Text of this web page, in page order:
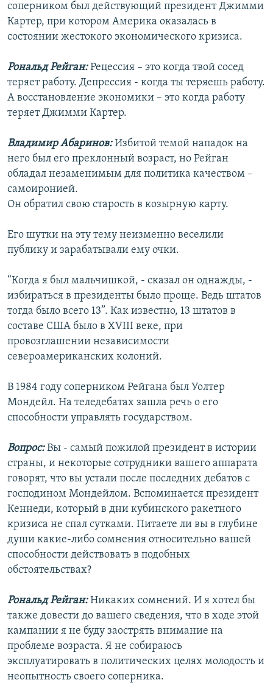
соперником был действующий президент Джимми
Картер, при котором Америка оказалась в
состоянии жестокого экономического кризиса.
Рональд Рейган:Рецессия – это когда твой сосед
теряет работу. Депрессия - когда ты теряешь работу.
А восстановление экономики – это когда работу
теряет Джимми Картер.
Владимир Абаринов:Избитой темой нападок на
него был его преклонный возраст, но Рейган
обладал незаменимым для политика качеством –
самоиронией.
Он обратил свою старость в козырную карту.
Его шутки на эту тему неизменно веселили
публику и зарабатывали ему очки.
“Когда я был мальчишкой, - сказал он однажды, -
избираться в президенты было проще. Ведь штатов
тогда было всего 13”. Как известно, 13 штатов в
составе США было в XVIII веке, при
провозглашении независимости
североамериканских колоний.
В 1984 году соперником Рейгана был Уолтер
Мондейл. На теледебатах зашла речь о его
способности управлять государством.
Вопрос:Вы - самый пожилой президент в истории
страны, и некоторые сотрудники вашего аппарата
говорят, что вы устали после последних дебатов c
господином Мондейлом. Вспоминается президент
Кеннеди, который в дни кубинского ракетного
кризиса не спал сутками. Питаете ли вы в глубине
души какие-либо сомнения относительно вашей
способности действовать в подобных
обстоятельствах?
Рональд Рейган:Никаких сомнений. И я хотел бы
также довести до вашего сведения, что в ходе этой
кампании я не буду заострять внимание на
проблеме возраста. Я не собираюсь
эксплуатировать в политических целях молодость и
неопытность своего соперника.